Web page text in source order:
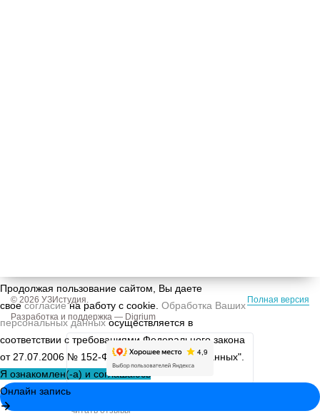
Полная версия
© 2026 УЗИстудия.
Разработка и поддержка — Digrium
читать отзывы
Продолжая пользование сайтом, Вы даете
своесогласиена работу с cookie. Обработка Ваших
персональных данныхосуществляется в
соответствии с требованиями Федерального закона
от 27.07.2006 № 152-Ф3 "О персональных данных".
Я ознакомлен(-а) и соглашаюсь